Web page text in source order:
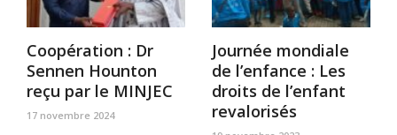
Coopération : Dr
Sennen Hounton
reçu par le MINJEC
17 novembre 2024
Journée mondiale
de l’enfance : Les
droits de l’enfant
revalorisés